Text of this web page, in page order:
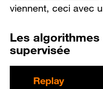
viennent, ceci avec
Les
supervisée
Replay